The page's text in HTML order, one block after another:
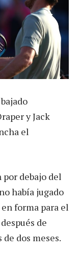
y Jack
el
debajo del
había jugado
forma para el
de
dos meses.